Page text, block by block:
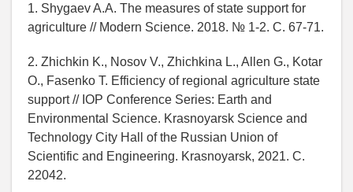
1. Shygaev A.A. The measures of state support for
agriculture // Modern Science. 2018. № 1-2. С. 67-71.
2. Zhichkin K., Nosov V., Zhichkina L., Allen G., Kotar
O., Fasenko T. Efficiency of regional agriculture state
support // IOP Conference Series: Earth and
Environmental Science. Krasnoyarsk Science and
Technology City Hall of the Russian Union of
Scientific and Engineering. Krasnoyarsk, 2021. С.
22042.